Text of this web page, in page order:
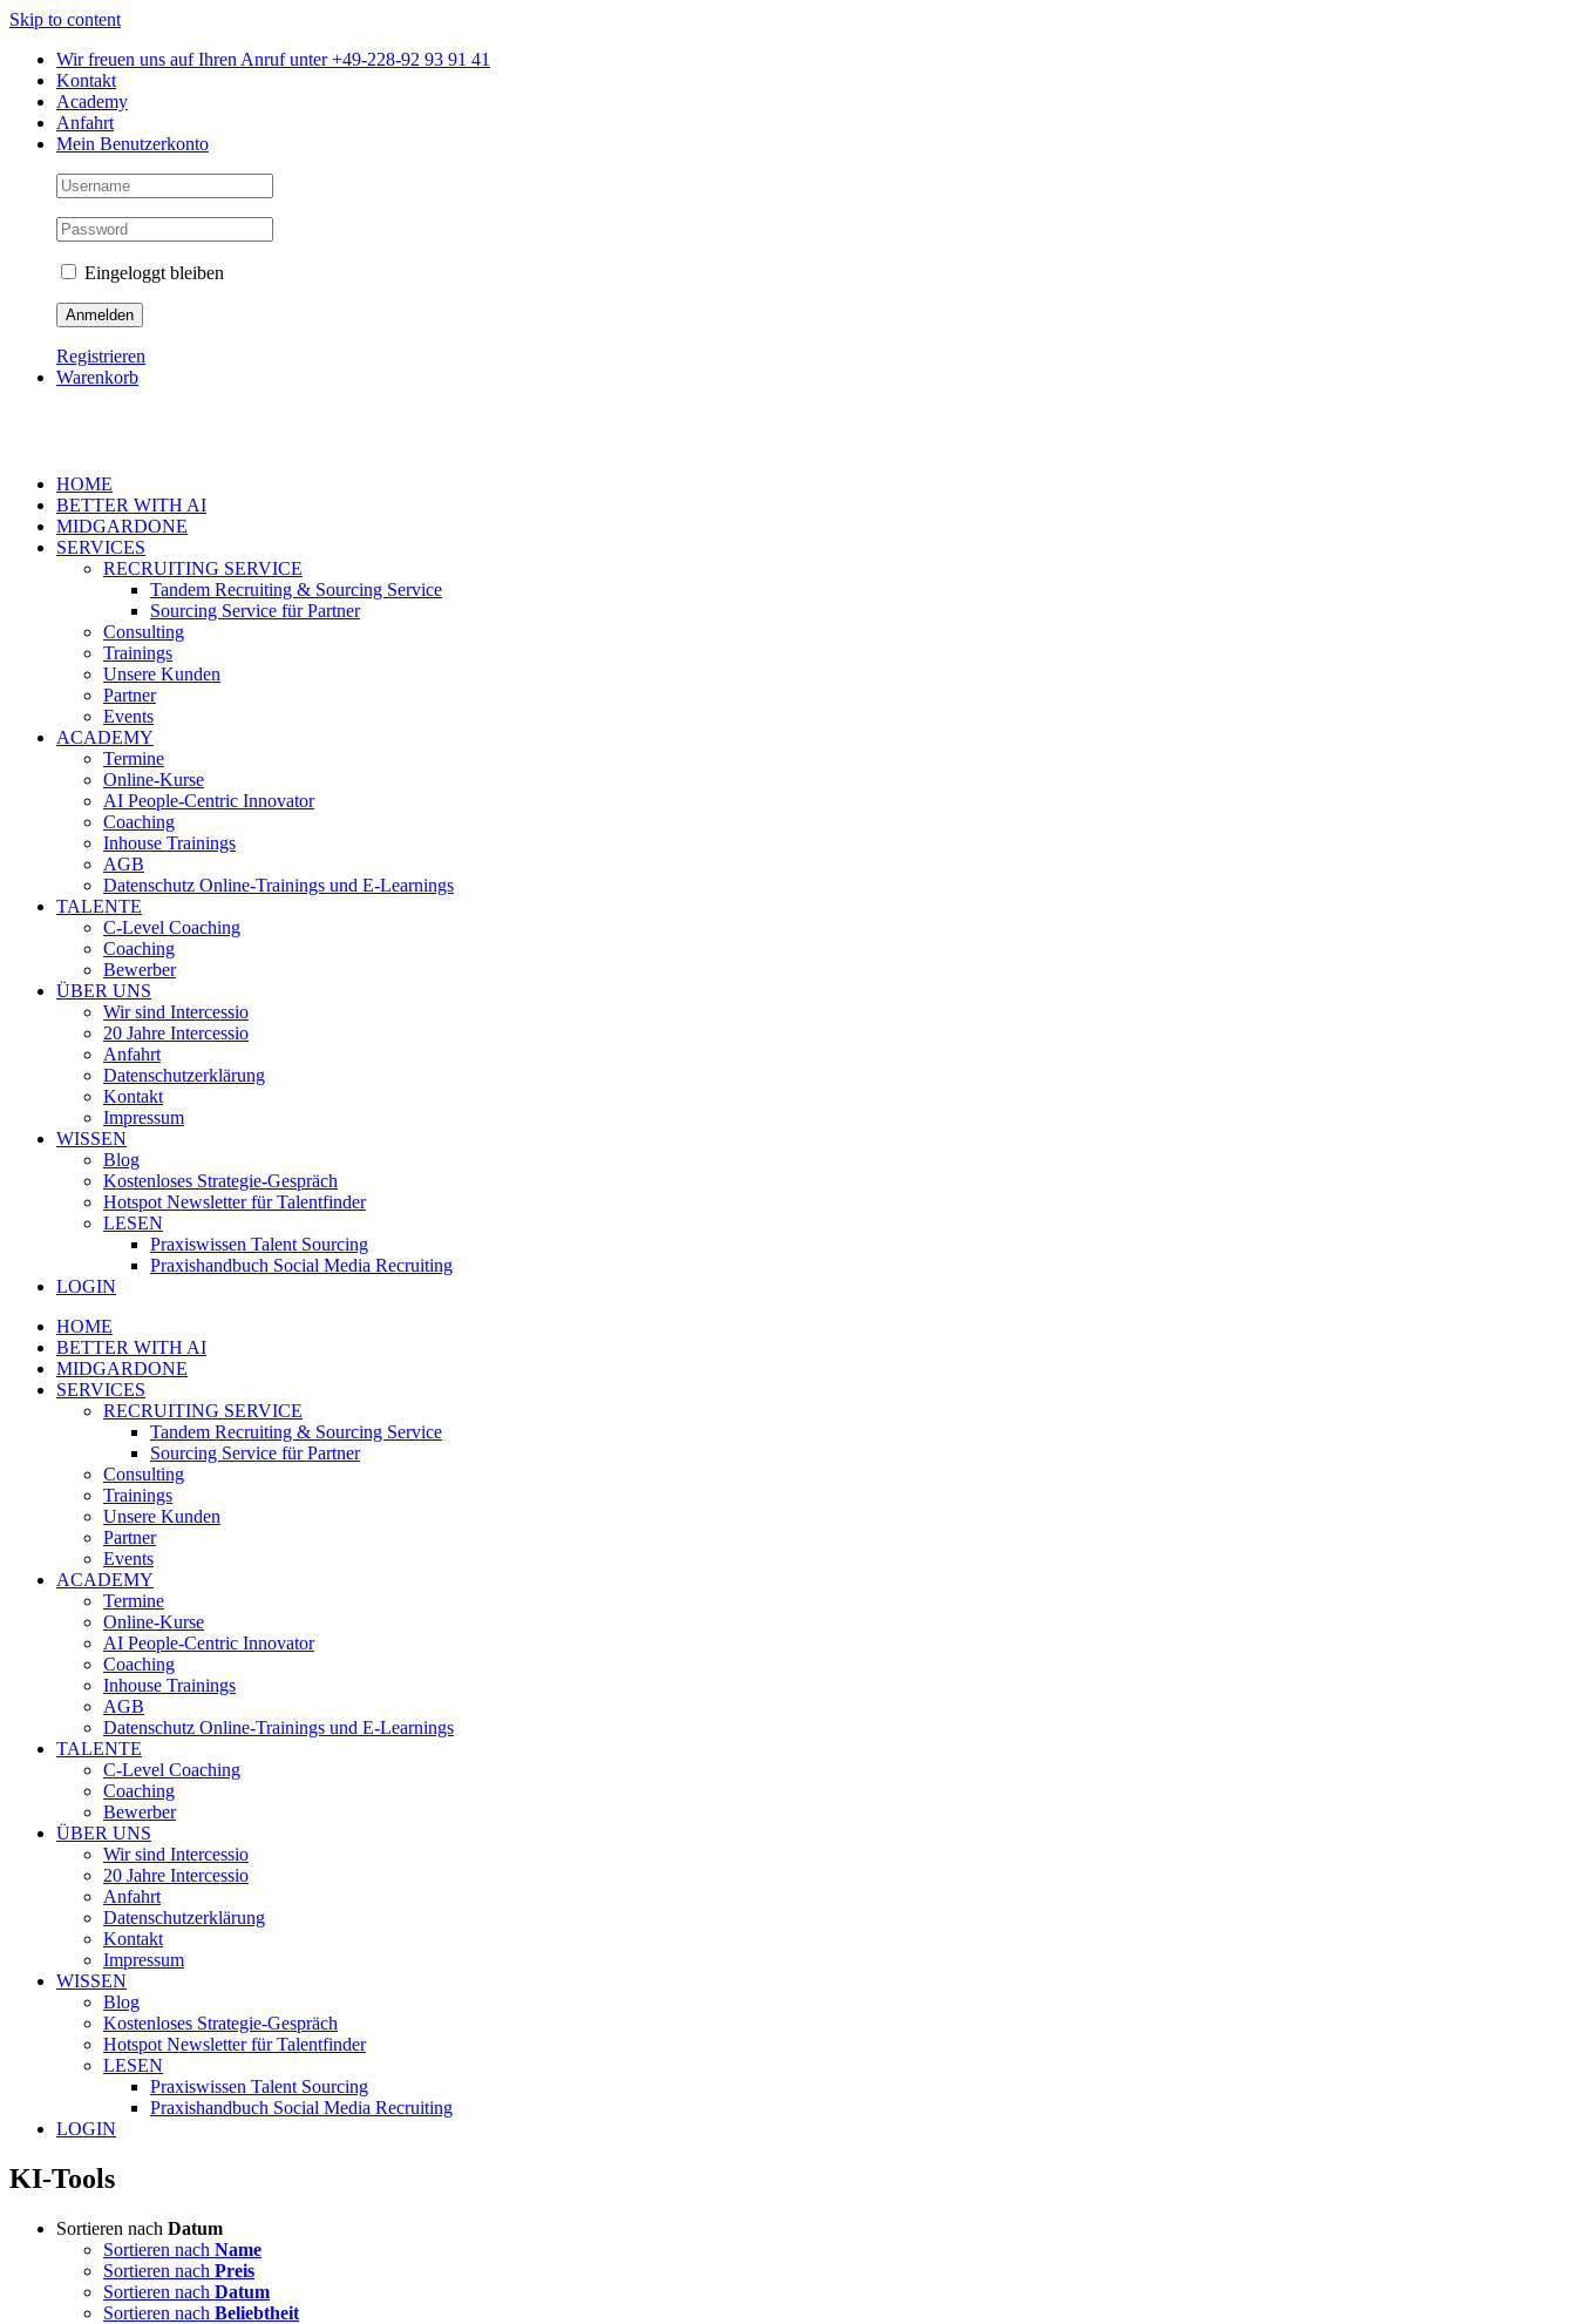
Skip to content
Wir freuen uns auf Ihren Anruf unter +49-228-92 93 91 41
Kontakt
Academy
Anfahrt
Mein Benutzerkonto
Eingeloggt bleiben
Registrieren
Warenkorb
HOME
BETTER WITH AI
MIDGARDONE
SERVICES
RECRUITING SERVICE
Tandem Recruiting & Sourcing Service
Sourcing Service für Partner
Consulting
Trainings
Unsere Kunden
Partner
Events
ACADEMY
Termine
Online-Kurse
AI People-Centric Innovator
Coaching
Inhouse Trainings
AGB
Datenschutz Online-Trainings und E-Learnings
TALENTE
C-Level Coaching
Coaching
Bewerber
ÜBER UNS
Wir sind Intercessio
20 Jahre Intercessio
Anfahrt
Datenschutzerklärung
Kontakt
Impressum
WISSEN
Blog
Kostenloses Strategie-Gespräch
Hotspot Newsletter für Talentfinder
LESEN
Praxiswissen Talent Sourcing
Praxishandbuch Social Media Recruiting
LOGIN
HOME
BETTER WITH AI
MIDGARDONE
SERVICES
RECRUITING SERVICE
Tandem Recruiting & Sourcing Service
Sourcing Service für Partner
Consulting
Trainings
Unsere Kunden
Partner
Events
ACADEMY
Termine
Online-Kurse
AI People-Centric Innovator
Coaching
Inhouse Trainings
AGB
Datenschutz Online-Trainings und E-Learnings
TALENTE
C-Level Coaching
Coaching
Bewerber
ÜBER UNS
Wir sind Intercessio
20 Jahre Intercessio
Anfahrt
Datenschutzerklärung
Kontakt
Impressum
WISSEN
Blog
Kostenloses Strategie-Gespräch
Hotspot Newsletter für Talentfinder
LESEN
Praxiswissen Talent Sourcing
Praxishandbuch Social Media Recruiting
LOGIN
KI-Tools
Sortieren nach Datum
Sortieren nach Name
Sortieren nach Preis
Sortieren nach Datum
Sortieren nach Beliebtheit